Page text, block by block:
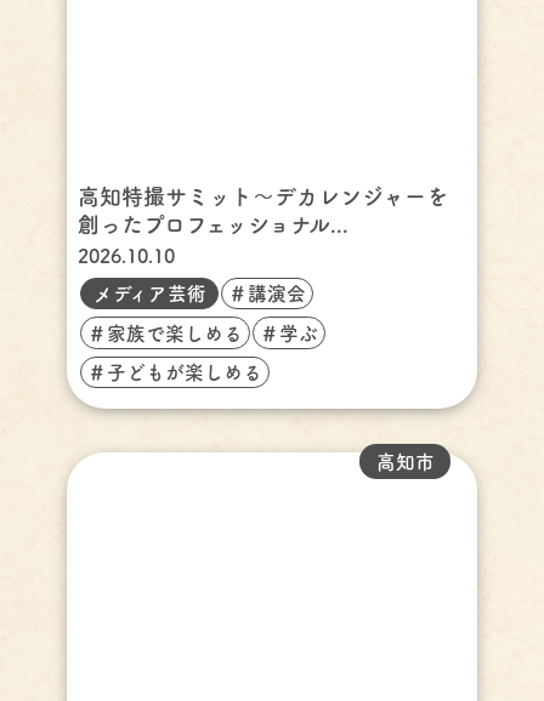
高知特撮サミット～デカレンジャーを
創ったプロフェッショナル...
2026.10.10
メディア芸術
＃講演会
＃家族で楽しめる ＃学ぶ
＃子どもが楽しめる
高知市